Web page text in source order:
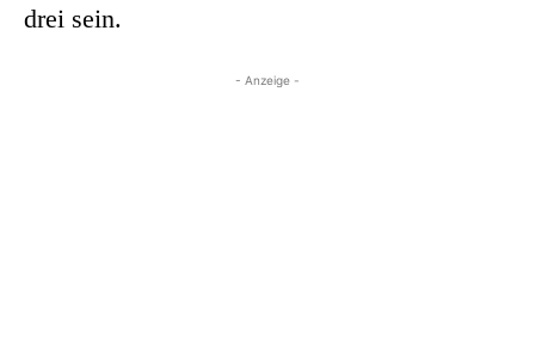
drei sein.
- Anzeige -